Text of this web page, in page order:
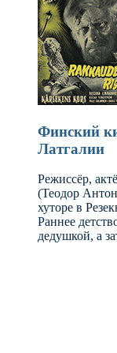
Финский
Латгалии
Режиссёр,
(Теодор
хуторе в
Раннее
дедушкой, а